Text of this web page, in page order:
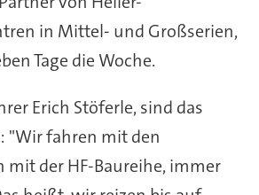
in Mittel- und Großserien,
Tage die Woche.
Erich Stöferle, sind das
"Wir fahren mit den
mit der HF-Baureihe, immer